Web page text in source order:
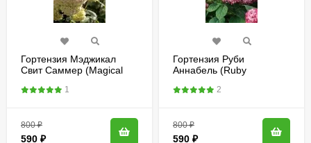
Гортензия Мэджикал
Свит Саммер (Magical
метельчатая
1
800₽
590 ₽
Гортензия Руби
Аннабель (Ruby
2
800₽
590 ₽